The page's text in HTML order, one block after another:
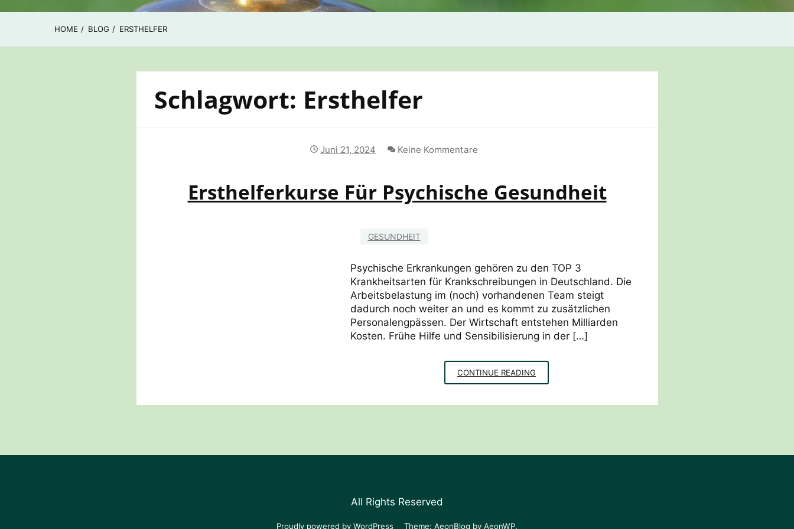
HOME BLOG ERSTHELFER
Schlagwort: Ersthelfer
Juni 21, 2024 Keine Kommentare
Ersthelferkurse Für Psychische Gesundheit
GESUNDHEIT
Psychische Erkrankungen gehören zu den TOP 3
Krankheitsarten für Krankschreibungen in Deutschland. Die
Arbeitsbelastung im (noch) vorhandenen Team steigt
dadurch noch weiter an und es kommt zu zusätzlichen
Personalengpässen. Der Wirtschaft entstehen Milliarden
Kosten. Frühe Hilfe und Sensibilisierung in der […]
CONTINUE READING
FÜR
GESUNDHEIT
All Rights Reserved
Proudly powered by WordPress Theme: AeonBlog by AeonWP.